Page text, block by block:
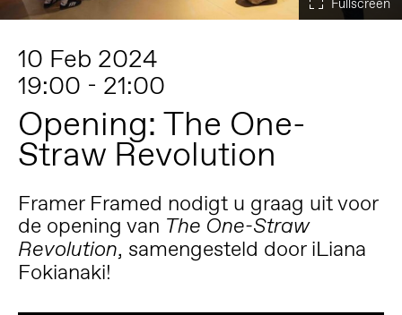
10 Feb 2024
19:00 - 21:00
Opening: The One-
Straw Revolution
Framer Framed nodigt u graag uit voor
de opening van The One-Straw
Revolution, samengesteld door iLiana
Fokianaki!